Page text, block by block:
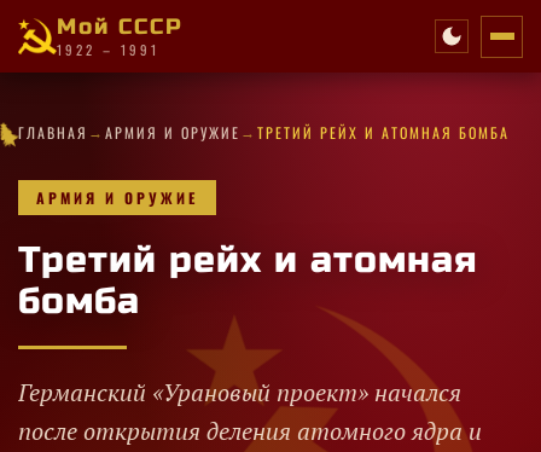
Мой СССР
1922 – 1991
★
★
✧
·★
·✦
★
·★
✧
✧
★
★
✧
✧
★
★
✧
★
✦★
✧
✧
·★
★
· ГЛАВНАЯ → АРМИЯ И ОРУЖИЕ → ТРЕТИЙ РЕЙХ И АТОМНАЯ БОМБА
АРМИЯ И ОРУЖИЕ
Третий рейх и атомная
бомба
Германский «Урановый проект» начался
после открытия деления атомного ядра и